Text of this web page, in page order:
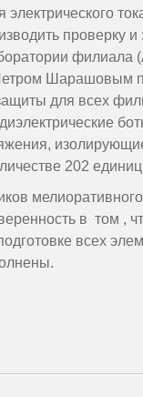
проверку
Шарашовым
для всех
202
в том ,
всех